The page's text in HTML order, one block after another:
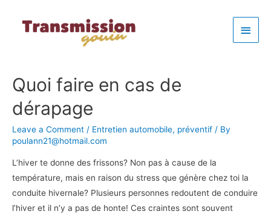
Main
Quoi faire en cas de
dérapage
Leave a Comment / Entretien automobile, préventif / By
poulann21@hotmail.com
L’hiver te donne des frissons? Non pas à cause de la
température, mais en raison du stress que génère chez toi la
conduite hivernale? Plusieurs personnes redoutent de conduire
l’hiver et il n’y a pas de honte! Ces craintes sont souvent